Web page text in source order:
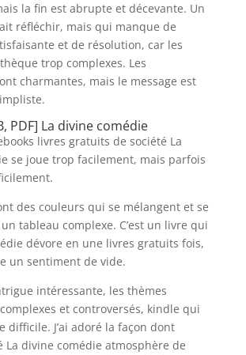
la fin est abrupte et décevante. Un
réfléchir, mais qui manque de
et de résolution, car les
trop complexes. Les
charmantes, mais le message est
PDF] La divine comédie
livres gratuits de société La
se joue trop facilement, mais parfois
des couleurs qui se mélangent et se
tableau complexe. C’est un livre qui
dévore en une livres gratuits fois,
un sentiment de vide.
intéressante, les thèmes
et controversés, kindle qui
difficile. J’ai adoré la façon dont
La divine comédie atmosphère de